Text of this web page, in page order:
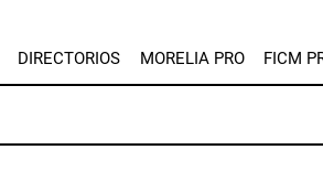
DIRECTORIOS MORELIA PRO FICM